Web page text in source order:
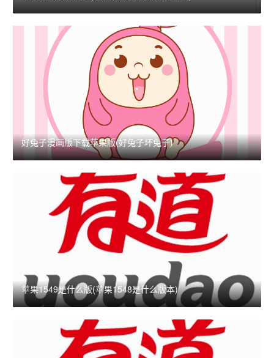
好兔子漫画版下载苹果版(好兔子坏兔子)
苹果1549是什么版(苹果1548是什么版本)